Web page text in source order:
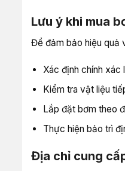
Lưu ý khi mua
Để đảm bảo hiệu quả
Xác định chính
Kiểm tra vật liệu
Lắp đặt bơm theo
Thực hiện bảo trì
Địa chỉ cung